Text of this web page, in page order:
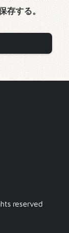
存する。
reserved